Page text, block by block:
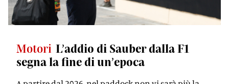
Motori L’addio di Sauber dalla F1
segna la fine di un’epoca